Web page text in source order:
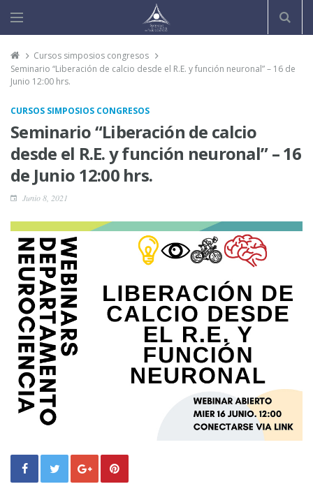
Cursos simposios congresos
Seminario “Liberación de calcio desde el R.E. y función neuronal” – 16 de
Junio 12:00 hrs.
CURSOS SIMPOSIOS CONGRESOS
Seminario “Liberación de calcio
desde el R.E. y función neuronal” – 16
de Junio 12:00 hrs.
Junio 8, 2021